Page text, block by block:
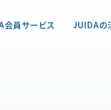
会員サービス JUIDAの